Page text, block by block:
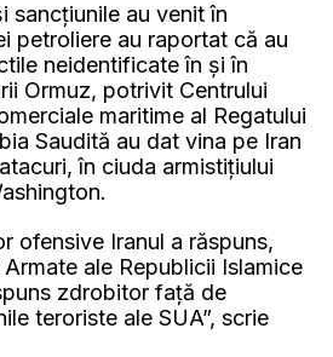
sancțiunile au venit în
petroliere au raportat că au
neidentificate în și în
Ormuz, potrivit Centrului
maritime al Regatului
Saudită au dat vina pe Iran
în ciuda armistițiului
ofensive Iranul a răspuns,
ale Republicii Islamice
zdrobitor față de
teroriste ale SUA”, scrie